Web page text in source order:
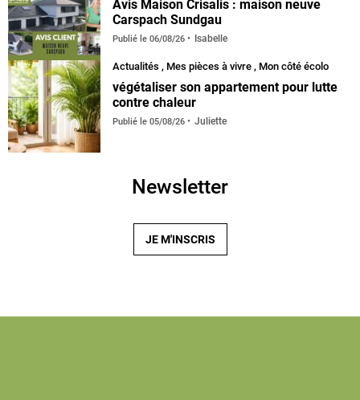
Avis Maison Crisalis : maison neuve
Carspach Sundgau
Publié le 06/08/26 Isabelle
Actualités , Mes pièces à vivre , Mon côté écolo
végétaliser son appartement pour lutte
contre chaleur
Publié le 05/08/26 Juliette
Newsletter
JE M'INSCRIS